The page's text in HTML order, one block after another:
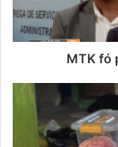
MTK fó